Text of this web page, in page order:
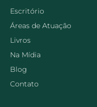
Escritório
Áreas de Atuação
Livros
Na Mídia
Blog
Contato